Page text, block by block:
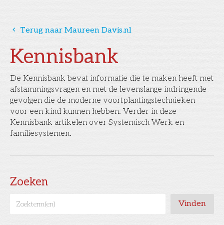
Kennisbank
De Kennisbank bevat informatie die te maken heeft met
afstammingsvragen en met de levenslange indringende
gevolgen die de moderne voortplantingstechnieken
voor een kind kunnen hebben. Verder in deze
Kennisbank artikelen over Systemisch Werk en
familiesystemen.
Zoeken
󰅁 Terug naar Maureen Davis.nl